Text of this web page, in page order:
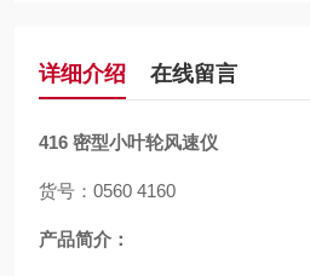
详细介绍 在线留言
416 密型小叶轮风速仪
货号：0560 4160
产品简介：